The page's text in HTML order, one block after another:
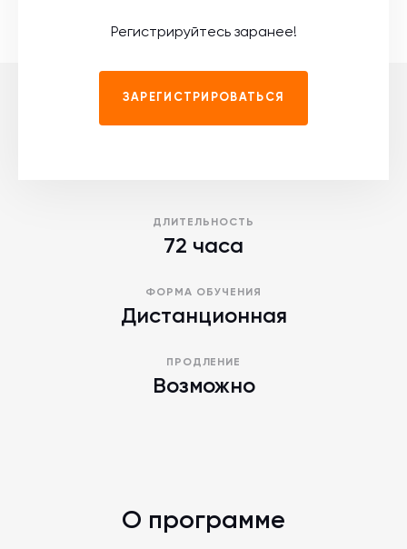
Регистрируйтесь заранее!
ЗАРЕГИСТРИРОВАТЬСЯ
ДЛИТЕЛЬНОСТЬ
72 часа
ФОРМА ОБУЧЕНИЯ
Дистанционная
ПРОДЛЕНИЕ
Возможно
О программе